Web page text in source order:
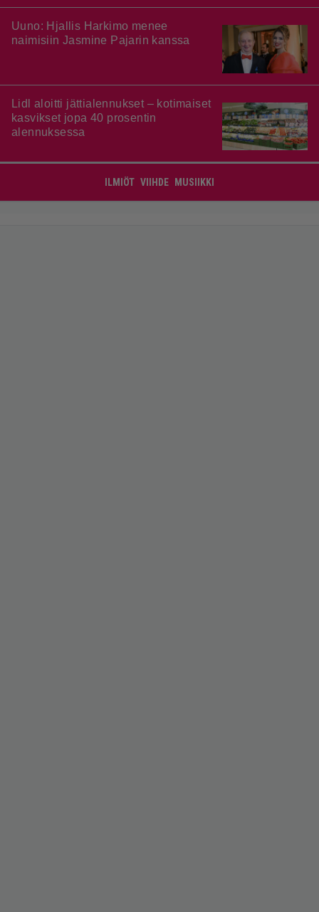
Uuno: Hjallis Harkimo menee
naimisiin Jasmine Pajarin kanssa
Lidl aloitti jättialennukset – kotimaiset
kasvikset jopa 40 prosentin
alennuksessa
ILMIÖT VIIHDE MUSIIKKI